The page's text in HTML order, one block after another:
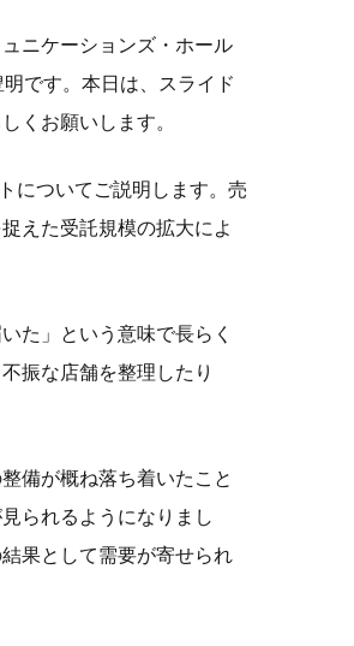
ニケーションズ・ホール
です。本日は、スライド
くお願いします。
についてご説明します。売
えた受託規模の拡大によ
た」という意味で長らく
振な店舗を整理したり
備が概ね落ち着いたこと
られるようになりまし
果として需要が寄せられ